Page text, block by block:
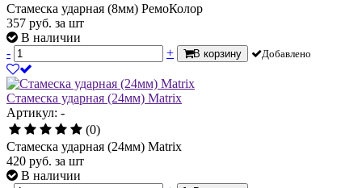
Стамеска ударная (8мм) РемоКолор
357 руб. за шт
В наличии
-
+ В корзину Добавлено
Стамеска ударная (24мм) Matrix
Артикул: -
(0)
Стамеска ударная (24мм) Matrix
420 руб. за шт
В наличии